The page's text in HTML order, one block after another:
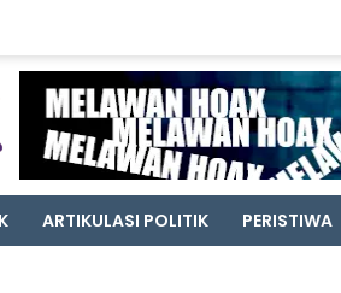
ARTIKULASI POLITIK PERISTIWA